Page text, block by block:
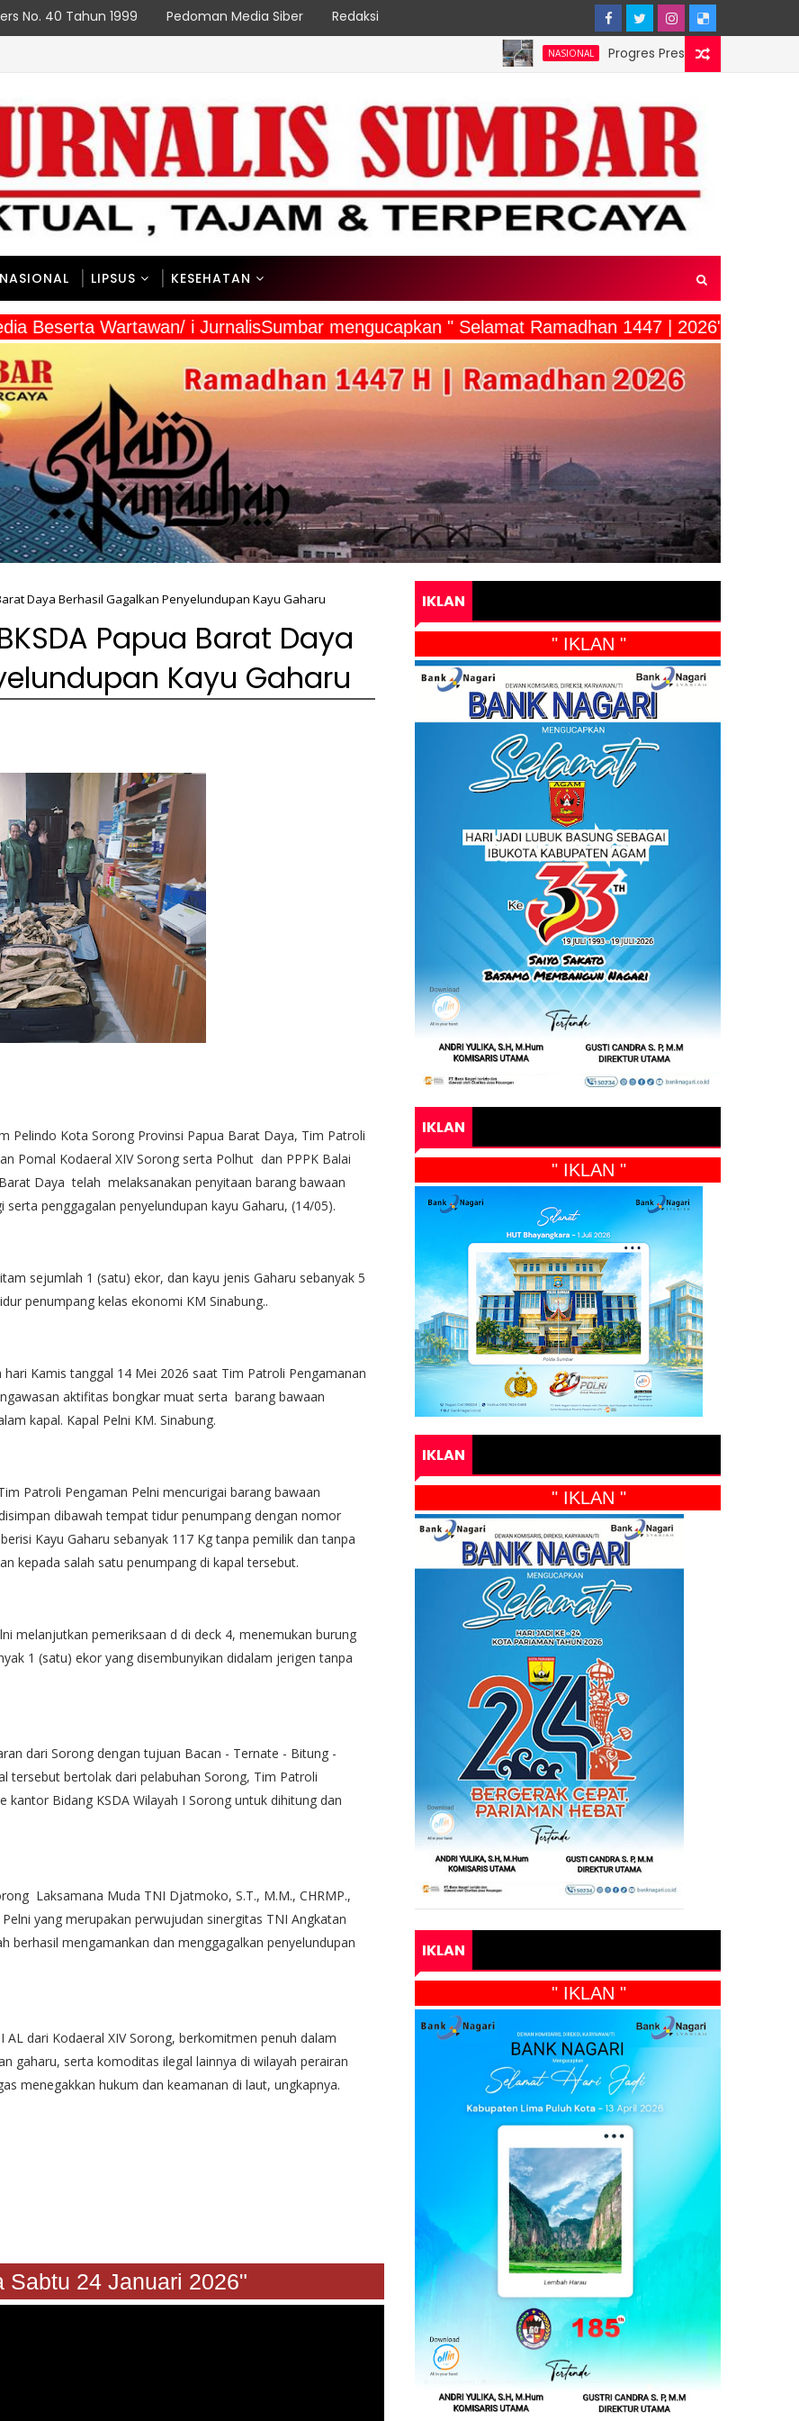
No. 40 Tahun 1999 Pedoman Media Siber Redaksi
Progres Preservasi Pembangunan
Sesor Rasakan Manfaat Nyata
LIPSUS KESEHATAN
Beserta Wartawan/ i JurnalisSumbar mengucapkan " Selamat Ramadhan 1447 | 2026"
Daya Berhasil Gagalkan Penyelundupan Kayu Gaharu
Papua Barat Daya
Kayu Gaharu
Pelindo Kota Sorong Provinsi Papua Barat Daya, Tim Patroli
Pomal Kodaeral XIV Sorong serta Polhut dan PPPK Balai
Daya telah melaksanakan penyitaan barang bawaan
penggagalan penyelundupan kayu Gaharu, (14/05).
sejumlah 1 (satu) ekor, dan kayu jenis Gaharu sebanyak 5
penumpang kelas ekonomi KM Sinabung..
Kamis tanggal 14 Mei 2026 saat Tim Patroli Pengamanan
aktifitas bongkar muat serta barang bawaan
kapal. Kapal Pelni KM. Sinabung.
Patroli Pengaman Pelni mencurigai barang bawaan
dibawah tempat tidur penumpang dengan nomor
Kayu Gaharu sebanyak 117 Kg tanpa pemilik dan tanpa
kepada salah satu penumpang di kapal tersebut.
melanjutkan pemeriksaan d di deck 4, menemukan burung
1 (satu) ekor yang disembunyikan didalam jerigen tanpa
dari Sorong dengan tujuan Bacan - Ternate - Bitung -
tersebut bertolak dari pelabuhan Sorong, Tim Patroli
Bidang KSDA Wilayah I Sorong untuk dihitung dan
Laksamana Muda TNI Djatmoko, S.T., M.M., CHRMP.,
yang merupakan perwujudan sinergitas TNI Angkatan
berhasil mengamankan dan menggagalkan penyelundupan
dari Kodaeral XIV Sorong, berkomitmen penuh dalam
gaharu, serta komoditas ilegal lainnya di wilayah perairan
menegakkan hukum dan keamanan di laut, ungkapnya.
24 Januari 2026"
IKLAN
" IKLAN "
IKLAN
" IKLAN "
IKLAN
" IKLAN "
IKLAN
" IKLAN "